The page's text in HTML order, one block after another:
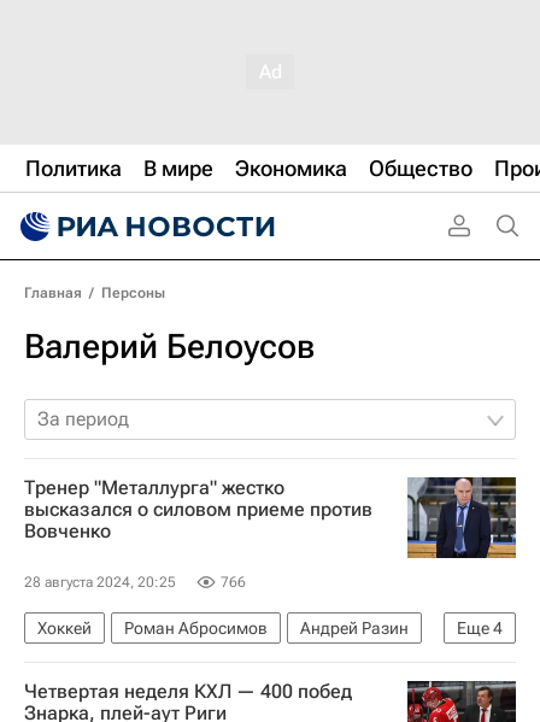
Политика В мире Экономика Общество
Главная / Персоны
Валерий Белоусов
За период
Тренер "Металлурга" жестко
высказался о силовом приеме против
Вовченко
28 августа 2024, 20:25 766
Еще4
Хоккей Роман Абросимов
Андрей Разин
Спорт
Даниил Вовченко
Металлург (Магнитогорск)
Нефтехимик
Четвертая неделя КХЛ — 400 побед
Знарка, плей-аут Риги